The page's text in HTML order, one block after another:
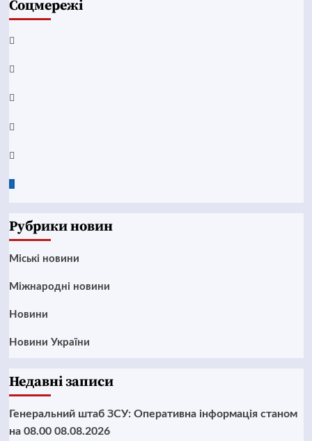
Соцмережі
Facebook
YouTube
Telegram
Instagram
Twitter
Google
Рубрики новин
Mіські новини
Міжнародні новини
Новини
Новини України
Недавні записи
Генеральний штаб ЗСУ: Оперативна інформація станом
на 08.00 08.08.2026